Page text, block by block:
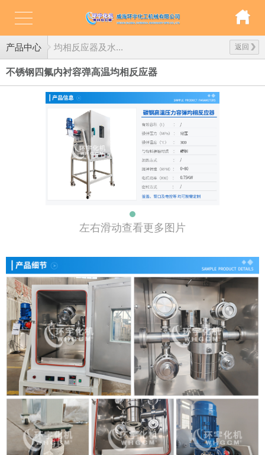
产品中心 返回
均相反应器及水...
不锈钢四氟内衬容弹高温均相反应器
左右滑动查看更多图片